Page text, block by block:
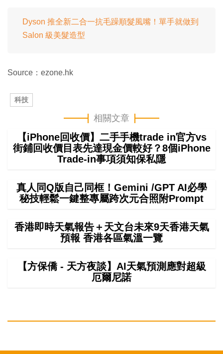
Dyson 推全新二合一抗毛躁順髮風嘴！單手就做到
Salon 級美髮造型
Source：ezone.hk
科技
相關文章
【iPhone回收價】二手手機trade in官方vs
街鋪回收價目表先達現金價較好？8個iPhone
Trade-in事項須知保私隱
真人同Q版自己同框！Gemini /GPT AI必學
秘技輕鬆一鍵整專屬跨次元合照附Prompt
香港即時天氣報告＋天文台未來9天香港天氣
預報 香港各區氣溫一覽
【方保僑 - 天方夜談】AI天氣預測應對超級
厄爾尼諾